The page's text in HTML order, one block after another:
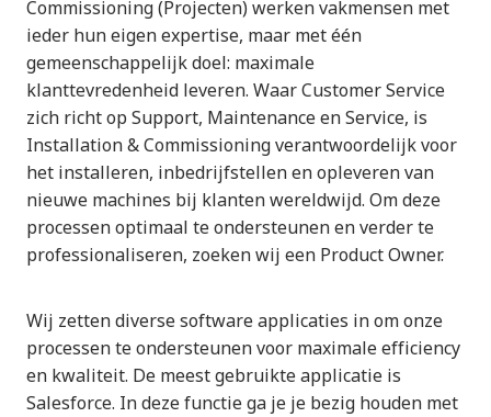
Commissioning (Projecten) werken vakmensen met
ieder hun eigen expertise, maar met één
gemeenschappelijk doel: maximale
klanttevredenheid leveren. Waar Customer Service
zich richt op Support, Maintenance en Service, is
Installation & Commissioning verantwoordelijk voor
het installeren, inbedrijfstellen en opleveren van
nieuwe machines bij klanten wereldwijd. Om deze
processen optimaal te ondersteunen en verder te
professionaliseren, zoeken wij een Product Owner.
Wij zetten diverse software applicaties in om onze
processen te ondersteunen voor maximale efficiency
en kwaliteit. De meest gebruikte applicatie is
Salesforce. In deze functie ga je je bezig houden met